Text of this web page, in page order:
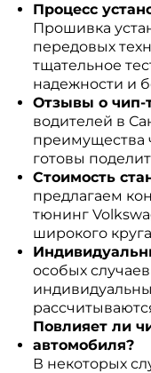
Процесс
Прошивка
передовых
тщательное
надежности и
Отзывы о чип-
водителей в
преимущества
готовы
Стоимость
предлагаем
тюнинг
широкого
особых
Повлияет ли
автомобиля?
В некоторых